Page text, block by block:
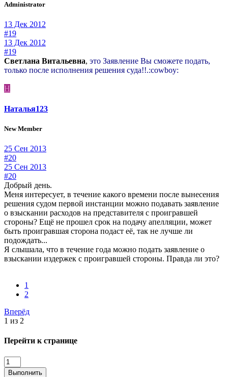
Administrator
13 Дек 2012
#19
13 Дек 2012
#19
Светлана Витальевна, это Заявление Вы сможете подать,
только после исполнения решения суда!!.:cowboy:
Н
Наталья123
New Member
25 Сен 2013
#20
25 Сен 2013
#20
Добрый день.
Меня интересует, в течение какого времени после вынесения
решения судом первой инстанции можно подавать заявление
о взыскании расходов на представителя с проигравшей
стороны? Ещё не прошел срок на подачу апелляции, может
быть проигравшая сторона подаст её, так не лучше ли
подождать...
Я слышала, что в течение года можно подать заявление о
взыскании издержек с проигравшей стороны. Правда ли это?
1
2
Вперёд
1 из 2
Перейти к странице
Выполнить